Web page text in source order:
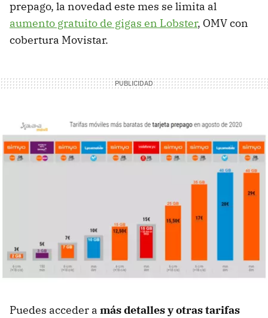
prepago, la novedad este mes se limita al
aumento gratuito de gigas en Lobster, OMV con
cobertura Movistar.
Puedes acceder a más detalles y otras tarifas